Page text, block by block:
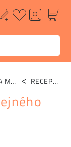
NÁBYTEK NA MÍRU RECEPCE